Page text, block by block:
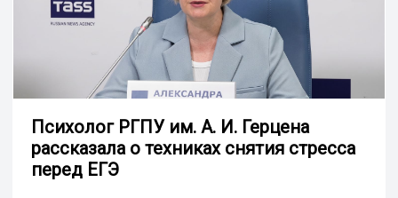
Психолог РГПУ им. А. И. Герцена
рассказала о техниках снятия стресса
перед ЕГЭ